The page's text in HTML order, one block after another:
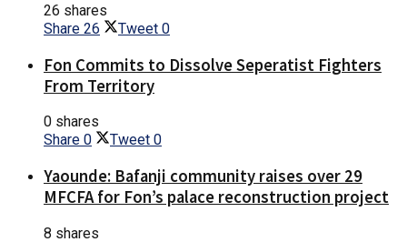
26 shares
Share 26 Tweet 0
Fon Commits to Dissolve Seperatist Fighters
From Territory
0 shares
Share 0 Tweet 0
Yaounde: Bafanji community raises over 29
MFCFA for Fon’s palace reconstruction project
8 shares